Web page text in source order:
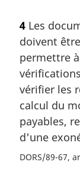
4 Les
doivent
permettre
vérifier les
calcul du
payables,
d'une
DORS/89-67,